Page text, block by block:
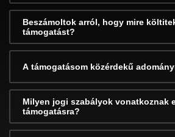
Beszámoltok arról, hogy mire
támogatást?
A támogatásom közérdekű
Milyen jogi szabályok vonatkoznak
támogatásra?